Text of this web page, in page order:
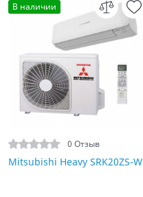
В наличии
0 Отзыв
Mitsubishi Heavy SRK20ZS-W